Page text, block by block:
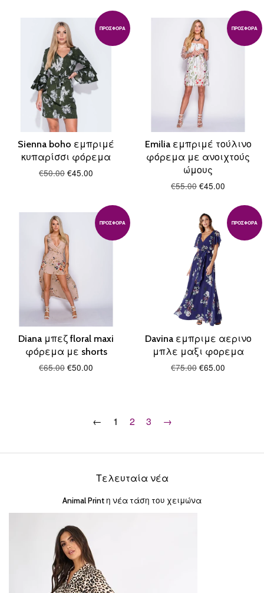
ΠΡΟΣΦΟΡΆ
Sienna boho εμπριμέ
κυπαρίσσι φόρεμα
€50.00 €45.00
ΠΡΟΣΦΟΡΆ
Emilia εμπριμέ τούλινο
φόρεμα με ανοιχτούς
ώμους
€55.00 €45.00
ΠΡΟΣΦΟΡΆ
Diana μπεζ floral maxi
φόρεμα με shorts
€65.00 €50.00
ΠΡΟΣΦΟΡΆ
Davina εμπριμε αερινο
μπλε μαξι φορεμα
€75.00 €65.00
← 1 2 3 →
Τελευταία νέα
Animal Print η νέα τάση του χειμώνα